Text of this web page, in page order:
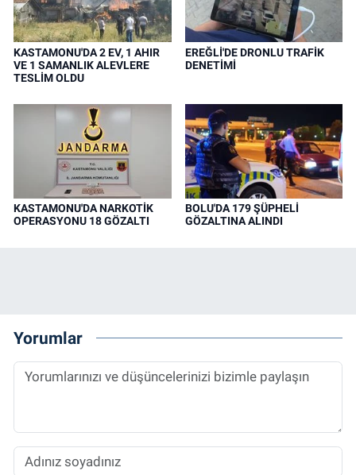
KASTAMONU'DA 2 EV, 1 AHIR
VE 1 SAMANLIK ALEVLERE
TESLİM OLDU
EREĞLİ'DE DRONLU TRAFİK
DENETİMİ
KASTAMONU'DA NARKOTİK
OPERASYONU 18 GÖZALTI
BOLU'DA 179 ŞÜPHELİ
GÖZALTINA ALINDI
Yorumlar